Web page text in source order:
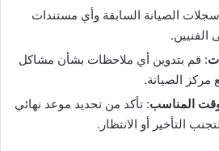
الصيانة السابقة وأي مستندات
: قم بتدوين أي ملاحظات بشأن مشاكل
مركز الصيانة.
المناسب: تأكد من تحديد موعد نهائي
التأخير أو الانتظار.